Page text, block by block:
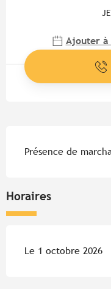
Ajouter à
Présence de
Horaires
Le 1 octobre 2026